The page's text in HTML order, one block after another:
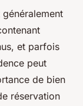
et parfois
peut
de bien
réservation